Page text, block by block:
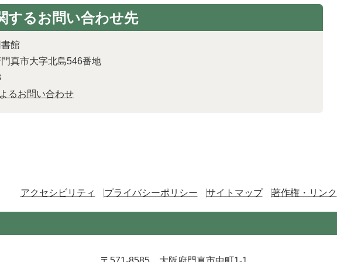
するお問い合わせ先
館
真市大字北島546番地
るお問い合わせ
アクセシビリティ プライバシーポリシー サイトマップ 著作権・リンク